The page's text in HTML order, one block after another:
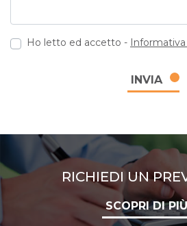
Ho letto ed accetto -
INVIA
RICHIEDI UN
SCOPRI DI PIÙ